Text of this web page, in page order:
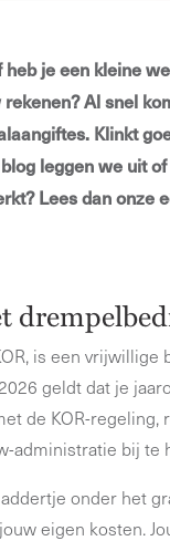
je een kleine
Al snel
Klinkt
leggen we uit
Lees dan onze
is een vrijwillige
geldt dat je
de KOR-regeling,
administratie bij te
onder het
eigen kosten.